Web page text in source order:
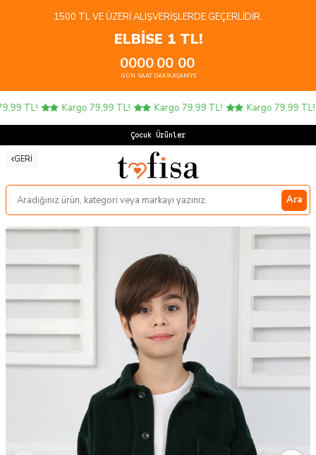
1500 TL VE ÜZERI ALIŞVERIŞLERDE GEÇERLIDIR.
ELBİSE 1 TL!
00
GÜN
00
SAAT
00
DAKIKA
00
SANIYE
Kargo 79,99 TL! Kargo 79,99 TL! Kargo 79,99 TL! Kargo
Çocuk Ürünlerind
GERI
Ara